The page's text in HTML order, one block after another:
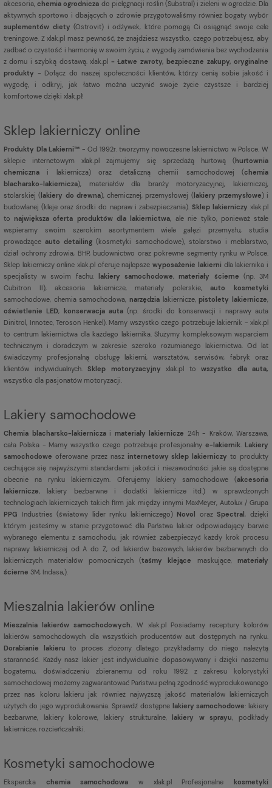
akcesoria,chemia ogrodnicza do pielęgnacji roślin (Substral) i zieleni w ogrodzie. Dla
aktywnych sportowo i dbających o zdrowie przygotowaliśmy również bogaty wybór
suplementów diety (Ostrovit) i odżywek, które pomogą Ci osiągnąć swoje cele
treningowe. Z xlak.pl masz pewność, że znajdziesz wszystko, czego potrzebujesz, aby
zadbać o czystość i harmonię w swoim życiu, z wygodą zamówienia bez wychodzenia
z domu i szybką dostawą. xlak.pl - Łatwe zwroty, bezpieczne zakupy, oryginalne
produkty - Dołącz do naszej społeczności klientów, którzy cenią sobie jakość i
wygodę, i odkryj, jak łatwo można uczynić swoje życie czystsze i bardziej
komfortowe dzięki xlak.pl!
Sklep lakierniczy online
Produkty Dla Lakierni™ - Od 1992r. tworzymy nowoczesne lakiernictwo w Polsce. W
sklepie internetowym xlak.pl zajmujemy się sprzedażą hurtową (hurtownia
chemiczna i lakiernicza) oraz detaliczną chemii samochodowej (chemia
blacharsko-lakiernicza), materiałów dla branży motoryzacyjnej, lakierniczej,
stolarskiej (lakiery do drewna), chemicznej, przemysłowej (lakiery przemysłowe) i
budowlanej (kleje oraz środki do napraw i zabezpieczania). Sklep lakierniczy xlak.pl
tonajwiększa oferta produktów dla lakiernictwa,ale nie tylko, ponieważ stale
wspieramy swoim szerokim asortymentem wiele gałęzi przemysłu, studia
prowadząceauto detailing(kosmetyki samochodowe), stolarstwo i meblarstwo,
dział ochrony zdrowia, BHP, budownictwo oraz pokrewne segmenty rynku w Polsce.
Sklep lakierniczy online xlak.pl oferuje najlepszewyposażenie lakierni dla lakiernika i
specjalisty w swoim fachu: lakiery samochodowe ,materiały ścierne (np. 3M
Cubitron II), akcesoria lakiernicze, materiały polerskie,auto kosmetyki
samochodowe, chemia samochodowa, narzędzia lakiernicze,pistolety lakiernicze
oświetlenie LED
konserwacja auta(np. środki do konserwacji i naprawy auta
Dinitrol, Innotec, Teroson Henkel). Mamy wszystko czego potrzebuje lakiernik - xlak.pl
to centrum lakiernictwa dla każdego lakiernika. Służymy kompleksowym wsparciem
technicznym i doradczym w zakresie szeroko rozumianego lakiernictwa. Od lat
świadczymy profesjonalną obsługę lakierni, warsztatów, serwisów, fabryk oraz
klientów indywidualnych. Sklep motoryzacyjny xlak.pl to wszystko dla auta,
wszystko dla pasjonatów motoryzacji.
Lakiery samochodowe
Chemia blacharsko-lakierniczai materiały lakiernicze 24h - Kraków, Warszawa,
cała Polska - Mamy wszystko czego potrzebuje profesjonalnye-lakiernik Lakiery
samochodowe oferowane przez nasz internetowy sklep lakierniczy to produkty
cechujące się najwyższymi standardami jakości i niezawodności jakie są dostępne
obecnie na rynku lakierniczym. Oferujemy lakiery samochodowe (akcesoria
lakiernicze , lakiery bezbarwne i dodatki lakiernicze itd.) w sprawdzonych
technologiach lakierniczych takich firm jak między innymi MaxMeyer, Autolux / Grupa
PPG Industries (światowy lider rynku lakierniczego) Novol orazSpectral
, dzięki
którym jesteśmy w stanie przygotować dla Państwa lakier odpowiadający barwie
wybranego elementu z samochodu, jak również zabezpieczyć każdy krok procesu
naprawy lakierniczej od A do Z, od lakierów bazowych, lakierów bezbarwnych do
lakierniczych materiałów pomocniczych (taśmy klejące maskujące,materiały
ścierne 3M, Indasa,).
Mieszalnia lakierów online
Mieszalnia lakierów samochodowych.
W xlak.pl Posiadamy receptury kolorów
lakierów samochodowych dla wszystkich producentów aut dostępnych na rynku.
Dorabianie lakieru to proces złożony dlatego przykładamy do niego należytą
staranność. Każdy nasz lakier jest indywidualnie dopasowywany i dzięki naszemu
bogatemu, doświadczeniu zbieranemu od roku 1992 z zakresu kolorystyki
samochodowej możemy zagwarantować Państwu pełną zgodność wyprodukowanego
przez nas koloru lakieru jak również najwyższą jakość materiałów lakierniczych
użytych do jego wyprodukowania. Sprawdź dostępne lakiery samochodowe: lakiery
bezbarwne, lakiery kolorowe, lakiery strukturalne,lakiery w sprayu , podkłady
lakiernicze, rozcieńczalniki.
Kosmetyki samochodowe
Ekspercka chemia samochodowa w xlak.pl Profesjonalnekosmetyki